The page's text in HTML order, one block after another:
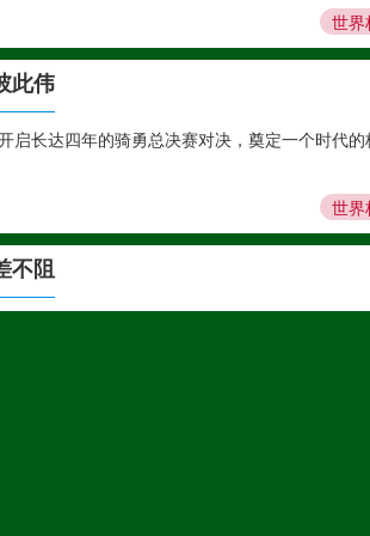
世界
此伟
长达四年的骑勇总决赛对决，奠定一个时代的
世界
不阻